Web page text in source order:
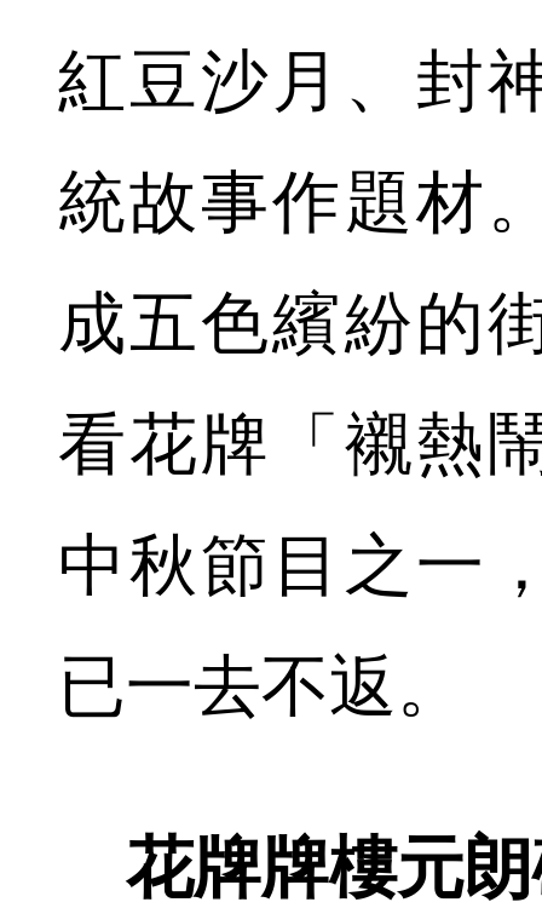
紅豆沙月、封
統故事作題材
成五色繽紛的
看花牌「襯熱
中秋節目之一
已一去不返。
花牌牌樓元朗